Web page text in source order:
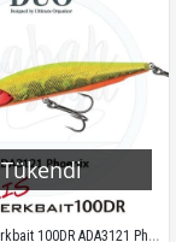
Tükendi
Duo Realis Jerkbait 100DR ADA3121 Phoenix